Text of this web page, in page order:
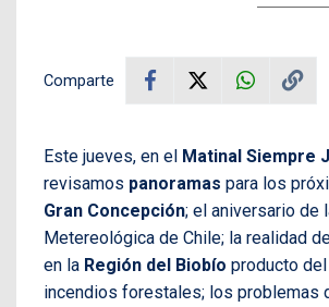
Comparte
Este jueves, en el Matinal Siempre
revisamos panoramas para los
Gran Concepción; el aniversario de
Metereológica de Chile; la realidad
en la Región del Biobío producto
incendios forestales; los problemas